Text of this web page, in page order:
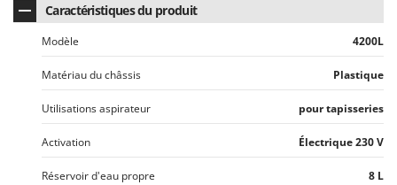
Makita
MAMMAMIA
Marcato
Marina Systems
Master
Mastercook
Masterpro
Caractéristiques du produit
Modèle 4200L
Matériau du châssis Plastique
Utilisations aspirateur pour tapisseries
Activation Électrique 230 V
Réservoir d'eau propre 8 L